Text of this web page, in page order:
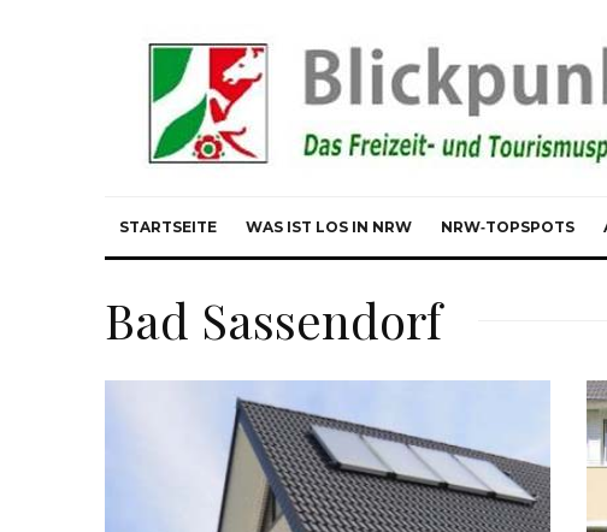
STARTSEITE WAS IST LOS IN NRW NRW‑TOPSPOTS
Bad Sassendorf